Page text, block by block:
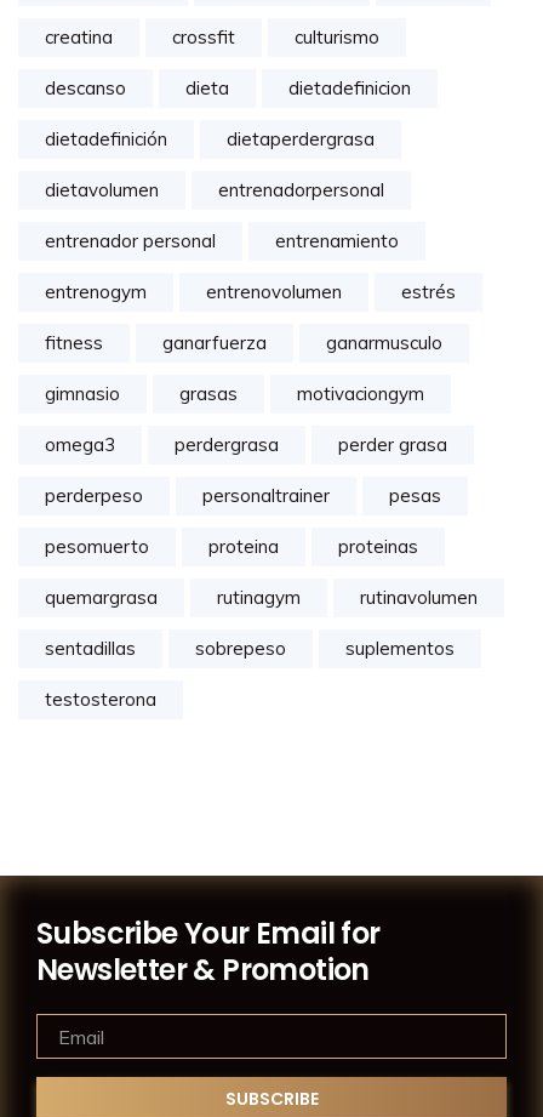
creatina crossfit culturismo
descanso dieta dietadefinicion
dietadefinición dietaperdergrasa
dietavolumen entrenadorpersonal
entrenador personal entrenamiento
entrenogym entrenovolumen estrés
fitness ganarfuerza ganarmusculo
gimnasio grasas motivaciongym
omega3 perdergrasa perder grasa
perderpeso personaltrainer pesas
pesomuerto proteina proteinas
quemargrasa rutinagym rutinavolumen
sentadillas sobrepeso suplementos
testosterona
Subscribe Your Email for
Newsletter & Promotion